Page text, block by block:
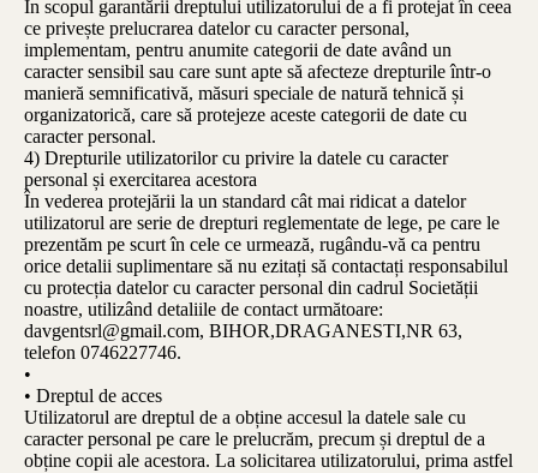
În scopul garantării dreptului utilizatorului de a fi protejat în ceea
ce privește prelucrarea datelor cu caracter personal,
implementam, pentru anumite categorii de date având un
caracter sensibil sau care sunt apte să afecteze drepturile într-o
manieră semnificativă, măsuri speciale de natură tehnică și
organizatorică, care să protejeze aceste categorii de date cu
caracter personal.
4) Drepturile utilizatorilor cu privire la datele cu caracter
personal și exercitarea acestora
În vederea protejării la un standard cât mai ridicat a datelor
utilizatorul are serie de drepturi reglementate de lege, pe care le
prezentăm pe scurt în cele ce urmează, rugându-vă ca pentru
orice detalii suplimentare să nu ezitați să contactați responsabilul
cu protecția datelor cu caracter personal din cadrul Societății
noastre, utilizând detaliile de contact următoare:
davgentsrl@gmail.com, BIHOR,DRAGANESTI,NR 63,
telefon 0746227746.
•
• Dreptul de acces
Utilizatorul are dreptul de a obține accesul la datele sale cu
caracter personal pe care le prelucrăm, precum și dreptul de a
obține copii ale acestora. La solicitarea utilizatorului, prima astfel